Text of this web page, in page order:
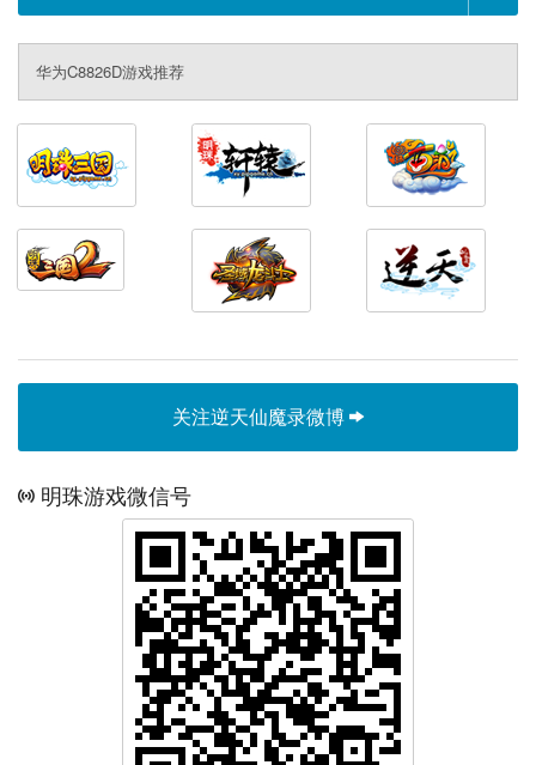
华为C8826D游戏推荐
关注逆天仙魔录微博
明珠游戏微信号